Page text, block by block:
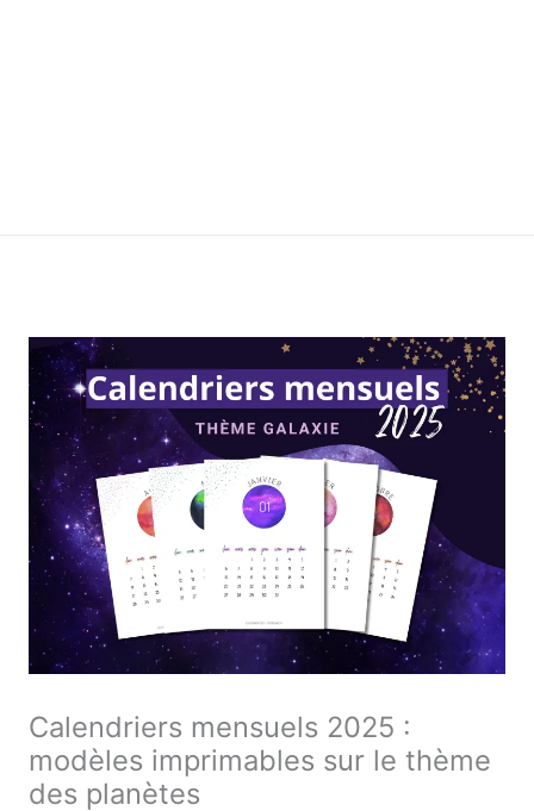
Calendriers mensuels 2025 :
modèles imprimables sur le thème
des planètes